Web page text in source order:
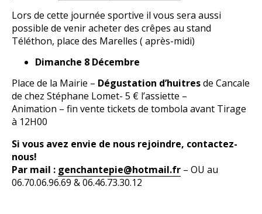
Lors de cette journée sportive il vous sera aussi
possible de venir acheter des crêpes au stand
Téléthon, place des Marelles ( après-midi)
Dimanche 8 Décembre
Place de la Mairie – Dégustation d’huitresde Cancale
de chez Stéphane Lomet- 5 € l’assiette –
Animation – fin vente tickets de tombola avant Tirage
à 12H00
Si vous avez envie de nous rejoindre, contactez-
nous!
Par mail : genchantepie@hotmail.fr – OU au
06.70.06.96.69 & 06.46.73.30.12